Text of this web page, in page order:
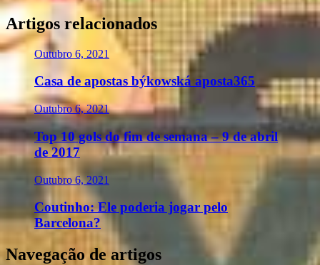
Artigos relacionados
Outubro 6, 2021
Casa de apostas býkowská aposta365
Outubro 6, 2021
Top 10 gols do fim de semana – 9 de abril
de 2017
Outubro 6, 2021
Coutinho: Ele poderia jogar pelo
Barcelona?
Navegação de artigos